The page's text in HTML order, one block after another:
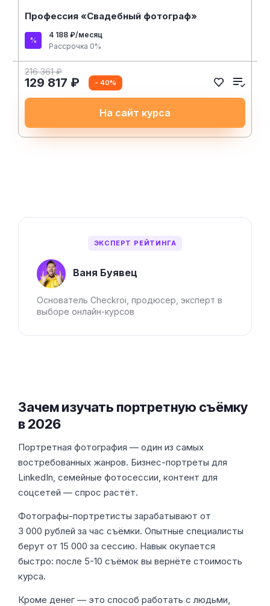
ЭКСПЕРТ РЕЙТИНГА
Ваня Буявец
Основатель Checkroi, продюсер, эксперт в
выборе онлайн-курсов
Профессия «Свадебный фотограф»
4 188 ₽/месяц
Рассрочка 0%
216 361 ₽
129 817 ₽ - 40%
На сайт курса
Зачем изучать портретную съёмку
в 2026
Портретная фотография — один из самых
востребованных жанров. Бизнес-портреты для
LinkedIn, семейные фотосессии, контент для
соцсетей — спрос растёт.
Фотографы-портретисты зарабатывают от
3 000 рублей за час съёмки. Опытные специалисты
берут от 15 000 за сессию. Навык окупается
быстро: после 5-10 съёмок вы вернёте стоимость
курса.
Кроме денег — это способ работать с людьми,